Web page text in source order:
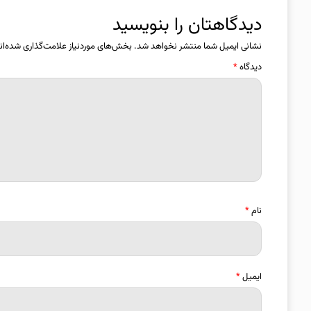
دیدگاهتان را بنویسید
نشانی ایمیل شما منتشر نخواهد شد. بخش‌های موردنیاز علامت‌گذاری
دیدگاه*
نام*
ایمیل*